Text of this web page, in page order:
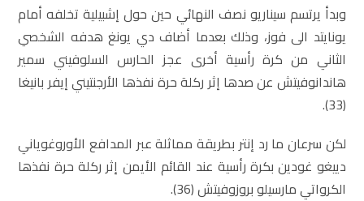
وبدأ يرتسم سيناريو نصف النهائي حين حول إشبيلية تخلفه أمام
يونايتد الى فوز، وذلك بعدما أضاف دي يونغ هدفه الشخصي
الثاني من كرة رأسية أخرى عجز الحارس السلوفيني سمير
هاندانوفيتش عن صدها إثر ركلة حرة نفذها الأرجنتيني إيفر بانيغا
(33).
لكن سرعان ما رد إنتر بطريقة مماثلة عبر المدافع الأوروغوياني
دييغو غودين بكرة رأسية عند القائم الأيمن إثر ركلة حرة نفذها
الكرواتي مارسيلو بروزوفيتش (36).